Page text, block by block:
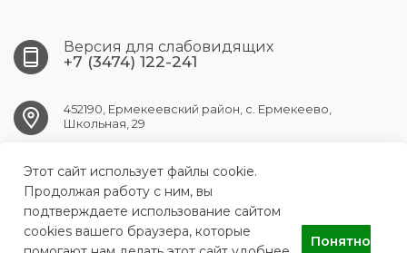
Версия для слабовидящих
+7 (3474) 122-241
452190, Ермекеевский район, с. Ермекеево,
Школьная, 29
ermekeev.crb@doctorrb.ru
ГБУЗ РБ Ермекеевская ЦРБ
Этот сайт использует файлы cookie.
Продолжая работу с ним, вы
подтверждаете использование сайтом
cookies вашего браузера, которые
Понятно